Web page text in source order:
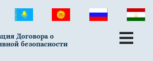
Договора о
безопасности